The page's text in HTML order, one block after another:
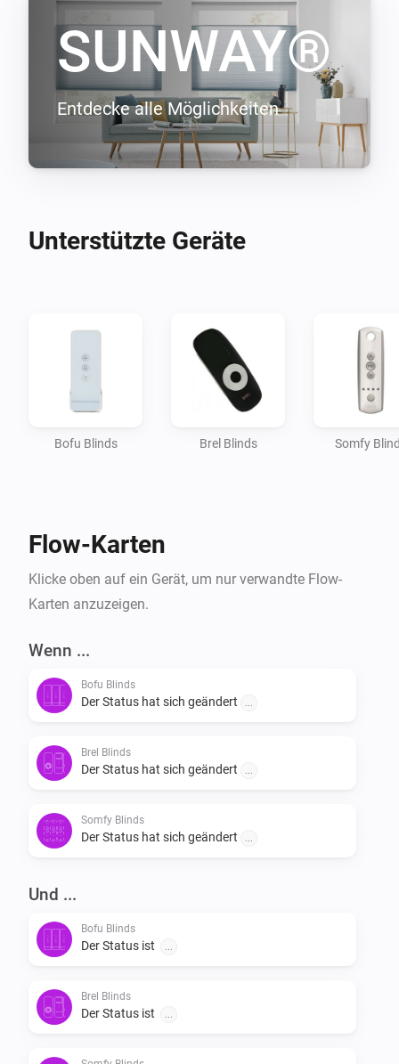
SUNWAY®
Entdecke alle Möglichkeiten
Unterstützte Geräte
Bofu Blinds Brel Blinds Somfy
Flow-Karten
Klicke oben auf ein Gerät, um nur verwandte Flow-
Karten anzuzeigen.
Wenn ...
Bofu Blinds
Der Status hat sich geändert ...
Brel Blinds
Der Status hat sich geändert ...
Somfy Blinds
Der Status hat sich geändert ...
Und ...
Bofu Blinds
Der Status ist ...
Brel Blinds
Der Status ist ...